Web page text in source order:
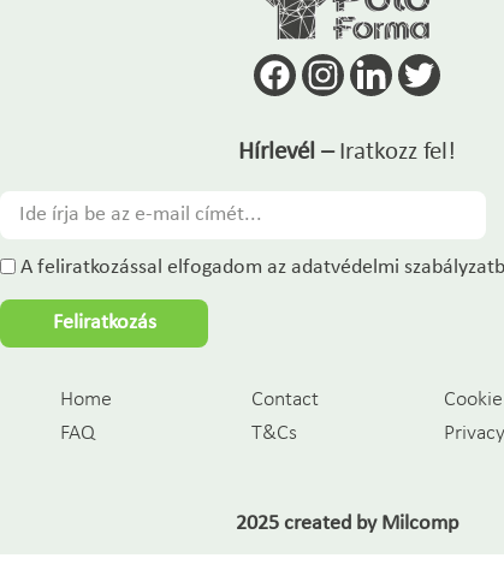
Hírlevél –Iratkozz fel!
A feliratkozással elfogadom az adatvédelmi
Feliratkozás
Home Contact
FAQ
T&Cs
2025 created by Milcomp